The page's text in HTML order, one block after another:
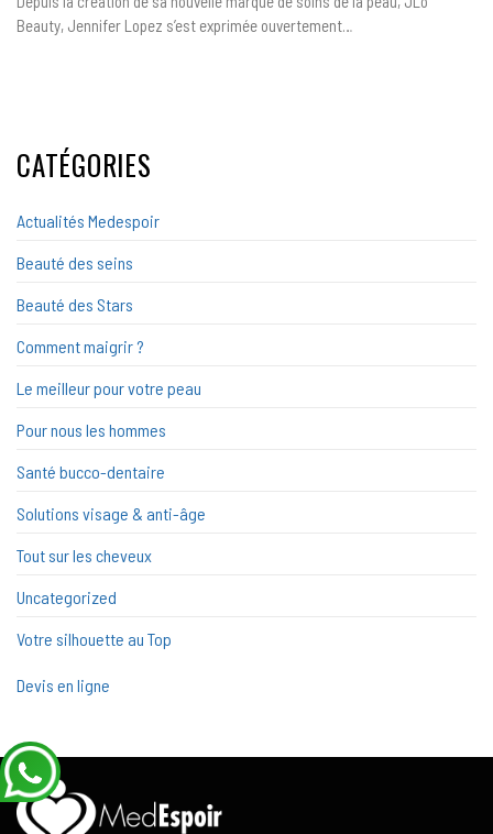
Beauty, Jennifer Lopez s’est exprimée ouvertement…
CATÉGORIES
Actualités Medespoir
Beauté des seins
Beauté des Stars
Comment maigrir ?
Le meilleur pour votre peau
Pour nous les hommes
Santé bucco-dentaire
Solutions visage & anti-âge
Tout sur les cheveux
Uncategorized
Votre silhouette au Top
Devis en ligne